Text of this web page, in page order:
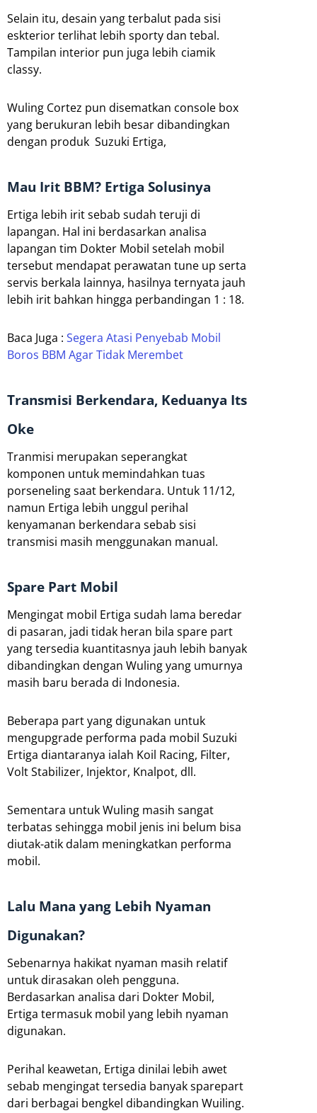
Selain itu, desain yang terbalut pada sisi
eskterior terlihat lebih sporty dan tebal.
Tampilan interior pun juga lebih ciamik
classy.
Wuling Cortez pun disematkan console box
yang berukuran lebih besar dibandingkan
dengan produk Suzuki Ertiga,
Mau Irit BBM? Ertiga Solusinya
Ertiga lebih irit sebab sudah teruji di
lapangan. Hal ini berdasarkan analisa
lapangan tim Dokter Mobil setelah mobil
tersebut mendapat perawatan tune up serta
servis berkala lainnya, hasilnya ternyata jauh
lebih irit bahkan hingga perbandingan 1 : 18.
Baca Juga : Segera Atasi Penyebab Mobil
Boros BBM Agar Tidak Merembet
Transmisi Berkendara, Keduanya Its
Oke
Tranmisi merupakan seperangkat
komponen untuk memindahkan tuas
porseneling saat berkendara. Untuk 11/12,
namun Ertiga lebih unggul perihal
kenyamanan berkendara sebab sisi
transmisi masih menggunakan manual.
Spare Part Mobil
Mengingat mobil Ertiga sudah lama beredar
di pasaran, jadi tidak heran bila spare part
yang tersedia kuantitasnya jauh lebih banyak
dibandingkan dengan Wuling yang umurnya
masih baru berada di Indonesia.
Beberapa part yang digunakan untuk
mengupgrade performa pada mobil Suzuki
Ertiga diantaranya ialah Koil Racing, Filter,
Volt Stabilizer, Injektor, Knalpot, dll.
Sementara untuk Wuling masih sangat
terbatas sehingga mobil jenis ini belum bisa
diutak-atik dalam meningkatkan performa
mobil.
Lalu Mana yang Lebih Nyaman
Digunakan?
Sebenarnya hakikat nyaman masih relatif
untuk dirasakan oleh pengguna.
Berdasarkan analisa dari Dokter Mobil,
Ertiga termasuk mobil yang lebih nyaman
digunakan.
Perihal keawetan, Ertiga dinilai lebih awet
sebab mengingat tersedia banyak sparepart
dari berbagai bengkel dibandingkan Wuiling.